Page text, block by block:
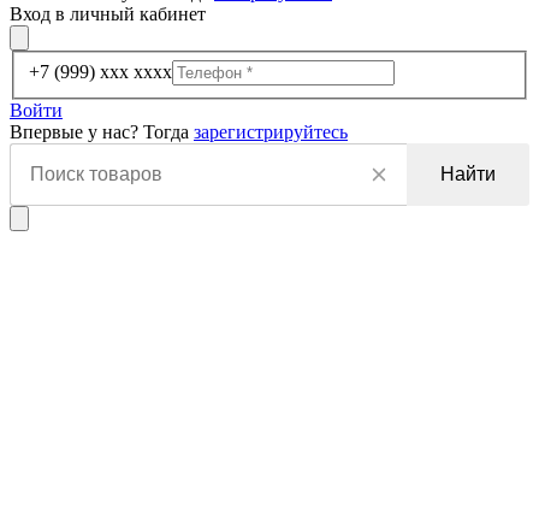
Вход в личный кабинет
+7 (999) xxx xxxx
Войти
Впервые у нас? Тогда зарегистрируйтесь
Найти